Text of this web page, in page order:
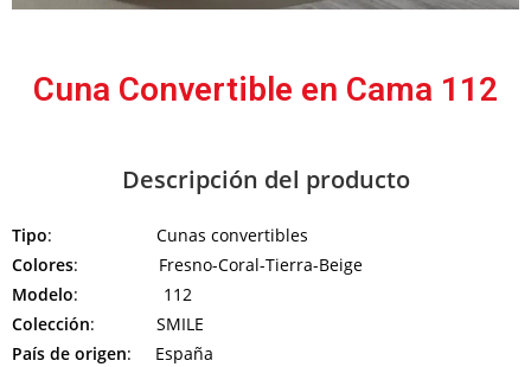
Cuna Convertible en Cama 112
Descripción del producto
Tipo: Cunas convertibles
Colores: Fresno-Coral-Tierra-Beige
Modelo: 112
Colección: SMILE
País de origen: España